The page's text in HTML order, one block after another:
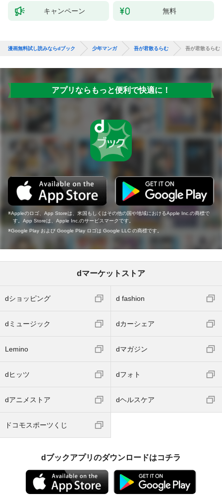
キャンペーン 無料
漫画無料試し読みならdブック 少年マンガ 吾が君散るらむ 吾が君散るらむ
アプリならもっと便利で快適に！
Appleのロゴ、App Storeは、米国もしくはその他の国や地域におけるApple Inc.の商標で
す。App Storeは、Apple Inc.のサービスマークです。
Google Play および Google Play ロゴは Google LLC の商標です。
dマーケットストア
dショッピング d fashion
dミュージック dカーシェア
Lemino dマガジン
dヒッツ dフォト
dアニメストア dヘルスケア
ドコモスポーツくじ
dブックアプリのダウンロードはコチラ